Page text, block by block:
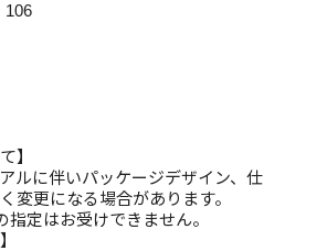
106
】
ルに伴いパッケージデザイン、仕
変更になる場合があります。
定はお受けできません。